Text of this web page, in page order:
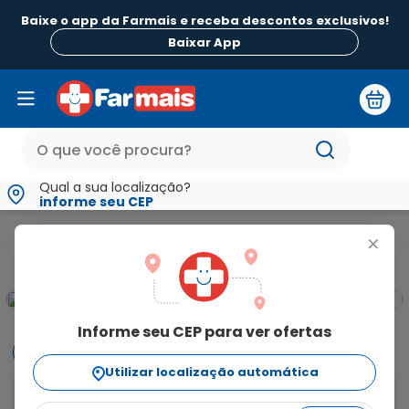
Baixe o app da Farmais e receba descontos exclusivos!
Baixar App
Qual a sua localização?
informe seu CEP
+
Informe seu CEP para ver ofertas
Utilizar localização automática
Pós Sol Caladryl Aerossol 150ml
Informações
O que é e para que serve o Gel Pós-Sol Caladryl?